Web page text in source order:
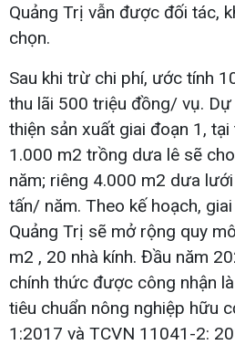
Quảng Trị vẫn được đối tác,
chọn.
Sau khi trừ chi phí, ước tính
thu lãi 500 triệu đồng/ vụ. Dự
thiện sản xuất giai đoạn 1,
1.000 m2 trồng dưa lê sẽ
năm; riêng 4.000 m2 dưa
tấn/ năm. Theo kế hoạch,
Quảng Trị sẽ mở rộng quy
m2 , 20 nhà kính. Đầu năm
chính thức được công nhận
tiêu chuẩn nông nghiệp hữu
1:2017 và TCVN 11041-2: